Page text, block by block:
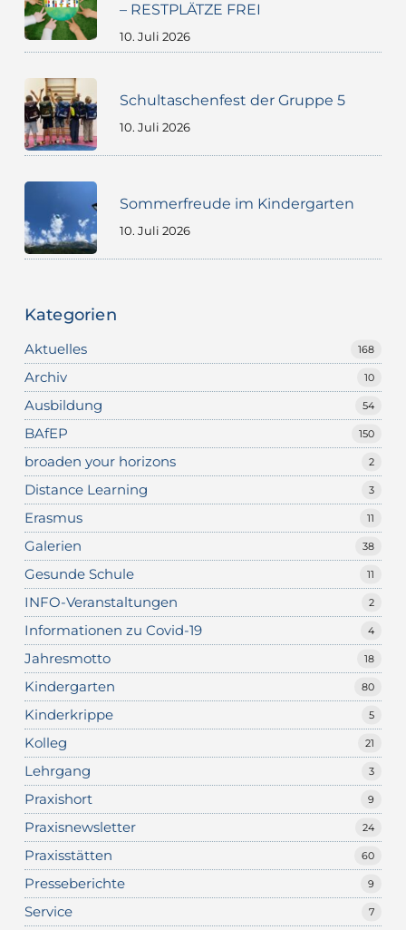
– RESTPLÄTZE FREI
10. Juli 2026
Schultaschenfest der Gruppe 5
10. Juli 2026
Sommerfreude im Kindergarten
10. Juli 2026
Kategorien
Aktuelles 168
Archiv 10
Ausbildung 54
BAfEP 150
broaden your horizons 2
Distance Learning 3
Erasmus 11
Galerien 38
Gesunde Schule 11
INFO-Veranstaltungen 2
Informationen zu Covid-19 4
Jahresmotto 18
Kindergarten 80
Kinderkrippe 5
Kolleg 21
Lehrgang 3
Praxishort 9
Praxisnewsletter 24
Praxisstätten 60
Presseberichte 9
Service 7